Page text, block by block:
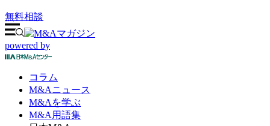
無料相談
powered by
コラム
M&Aニュース
M&Aを学ぶ
M&A 用語集